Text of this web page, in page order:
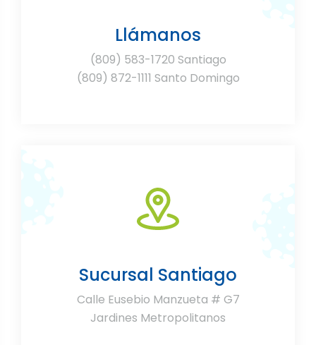
Llámanos
(809) 583-1720 Santiago
(809) 872-1111 Santo Domingo
Sucursal Santiago
Calle Eusebio Manzueta # G7
Jardines Metropolitanos⁣